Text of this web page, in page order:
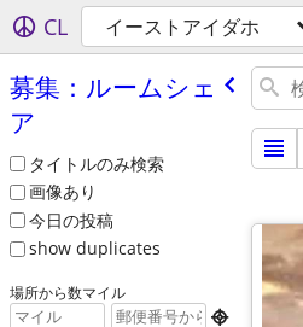
CL イーストアイダホ
募集：ルームシェ
ア
タイトルのみ検索
画像あり
今日の投稿
show duplicates
場所から数マイル
